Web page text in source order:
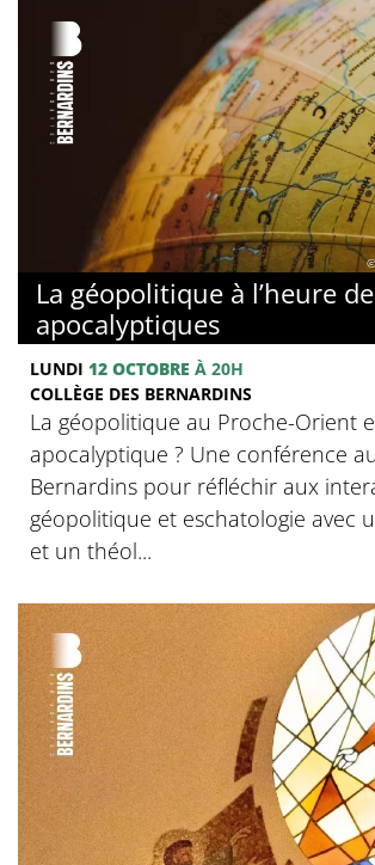
La géopolitique à l’heure
apocalyptiques
LUNDI 12 OCTOBRE À 20H
COLLÈGE DES BERNARDINS
La géopolitique au Proche-Orient
apocalyptique ? Une conférence
Bernardins pour réfléchir aux
géopolitique et eschatologie avec
et un théol...